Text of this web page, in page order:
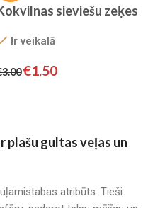
sieviešu zeķes
Ir veikalā
3.00€1.50
plašu gultas veļas un
atribūts. Tieši